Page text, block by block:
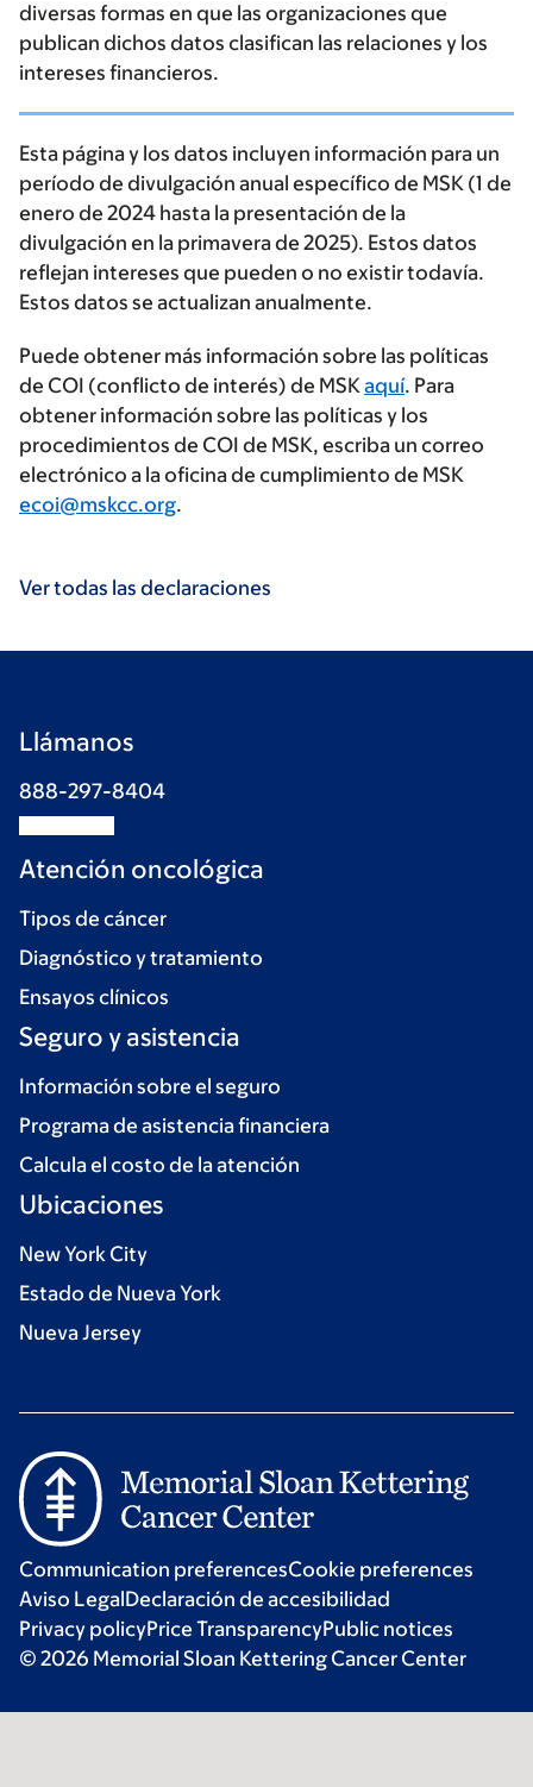
diversas formas en que las organizaciones que
publican dichos datos clasifican las relaciones y los
intereses financieros.
Esta página y los datos incluyen información para un
período de divulgación anual específico de MSK (1 de
enero de 2024 hasta la presentación de la
divulgación en la primavera de 2025). Estos datos
reflejan intereses que pueden o no existir todavía.
Estos datos se actualizan anualmente.
Puede obtener más información sobre las políticas
de COI (conflicto de interés) de MSKaquí. Para
obtener información sobre las políticas y los
procedimientos de COI de MSK, escriba un correo
electrónico a la oficina de cumplimiento de MSK
ecoi@mskcc.org.
Ver todas las declaraciones
Llámanos
888-297-8404
Atención oncológica
Tipos de cáncer
Diagnóstico y tratamiento
Ensayos clínicos
Seguro y asistencia
Información sobre el seguro
Programa de asistencia financiera
Calcula el costo de la atención
Ubicaciones
New York City
Estado de Nueva York
Nueva Jersey
Communication preferencesCookie preferences
Aviso LegalDeclaración de accesibilidad
Privacy policyPrice TransparencyPublic notices
© 2026 Memorial Sloan Kettering Cancer Center